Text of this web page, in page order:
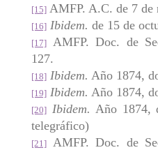
[15] AMFP. A.C. de 7 de
[16] Ibidem. de 15 de
[17]
AMFP. Doc. de
127.
[18] Ibidem. Año 1874,
[19] Ibidem. Año 1874,
[20] Ibidem. Año 1874,
telegráfico)
[21]
AMFP. Doc. de